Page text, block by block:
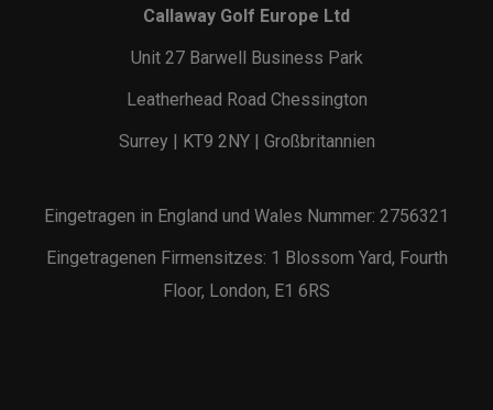
Callaway Golf Europe Ltd
Unit 27 Barwell Business Park
Leatherhead Road Chessington
Surrey | KT9 2NY | Großbritannien
Eingetragen in England und Wales Nummer: 2756321
Eingetragenen Firmensitzes: 1 Blossom Yard, Fourth
Floor, London, E1 6RS